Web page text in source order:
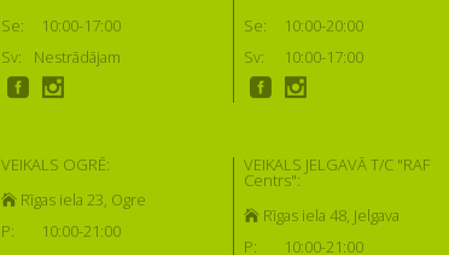
Se:
10:00-17:00
Sv:
Nestrādājam
Se:
10:00-20:00
Sv:
10:00-17:00
VEIKALS OGRĒ:
Rīgas iela 23, Ogre
P:
10:00-21:00
VEIKALS JELGAVĀ T/C "RAF
Centrs":
Rīgas iela 48, Jelgava
P:
10:00-21:00